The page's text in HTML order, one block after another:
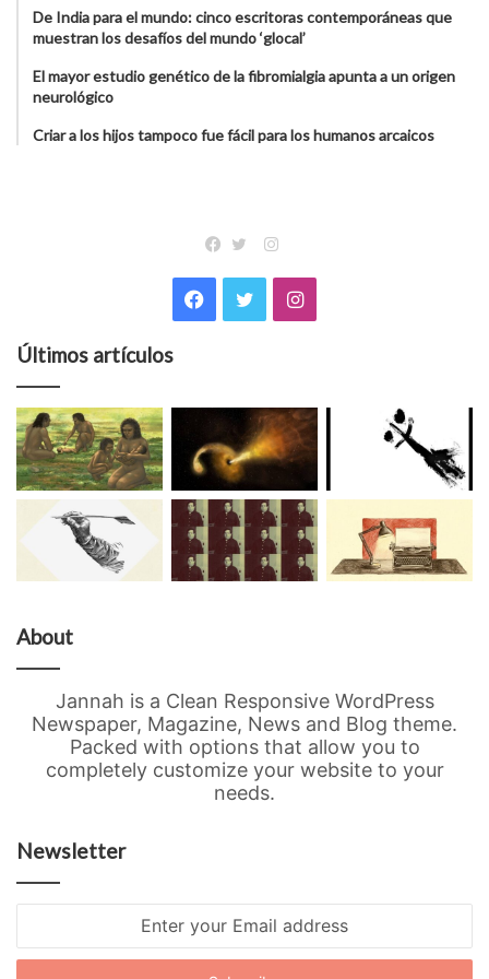
De India para el mundo: cinco escritoras contemporáneas que
muestran los desafíos del mundo ‘glocal’
El mayor estudio genético de la fibromialgia apunta a un origen
neurológico
Criar a los hijos tampoco fue fácil para los humanos arcaicos
Instagram
Facebook
TwitterInstagram
Últimos artículos
About
Jannah is a Clean Responsive WordPress
Newspaper, Magazine, News and Blog theme.
Packed with options that allow you to
completely customize your website to your
needs.
Newsletter
Email